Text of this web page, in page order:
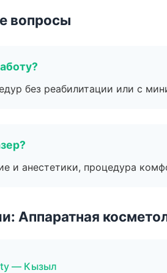
вопросы
без реабилитации или с
и анестетики, процедура
Аппаратная
— Кызыл